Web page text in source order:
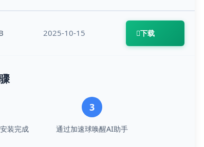
2025-10-15 下载
装完成
3
通过加速球唤醒AI助手